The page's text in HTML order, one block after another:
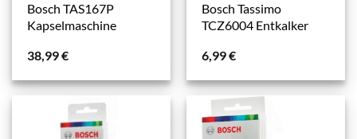
Bosch TAS167P
Kapselmaschine
38,99€
Bosch Tassimo
TCZ6004 Entkalker
6,99€